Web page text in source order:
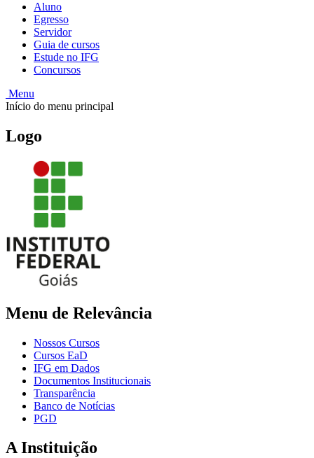
Aluno
Egresso
Servidor
Guia de cursos
Estude no IFG
Concursos
Menu
Início do menu principal
Logo
Menu de Relevância
Nossos Cursos
Cursos EaD
IFG em Dados
Documentos Institucionais
Transparência
Banco de Notícias
PGD
A Instituição